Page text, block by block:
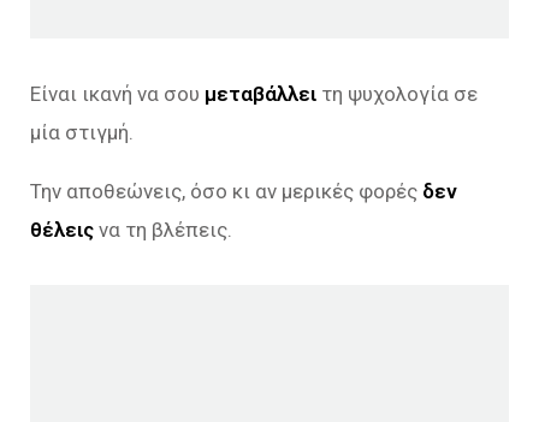
Είναι ικανή να σου μεταβάλλει τη ψυχολογία σε
μία στιγμή.
Την αποθεώνεις, όσο κι αν μερικές φορές δεν
θέλεις να τη βλέπεις.